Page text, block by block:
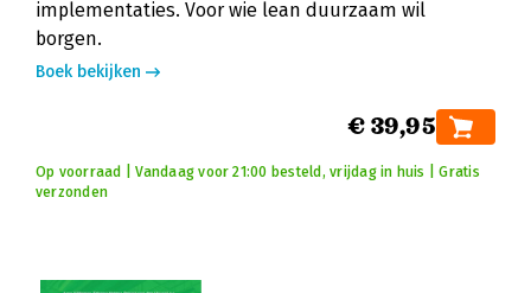
implementaties. Voor wie lean duurzaam wil
borgen.
Boek bekijken
€ 39,95
Op voorraad | Vandaag voor 21:00 besteld, vrijdag in huis | Gratis
verzonden